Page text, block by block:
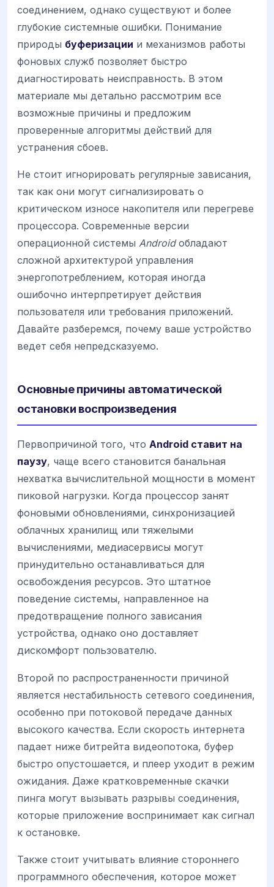
соединением, однако существуют и более
глубокие системные ошибки. Понимание
природы буферизации и механизмов работы
фоновых служб позволяет быстро
диагностировать неисправность. В этом
материале мы детально рассмотрим все
возможные причины и предложим
проверенные алгоритмы действий для
устранения сбоев.
Не стоит игнорировать регулярные зависания,
так как они могут сигнализировать о
критическом износе накопителя или перегреве
процессора. Современные версии
операционной системы Androidобладают
сложной архитектурой управления
энергопотреблением, которая иногда
ошибочно интерпретирует действия
пользователя или требования приложений.
Давайте разберемся, почему ваше устройство
ведет себя непредсказуемо.
Основные причины автоматической
остановки воспроизведения
Первопричиной того, что Android ставит на
паузу, чаще всего становится банальная
нехватка вычислительной мощности в момент
пиковой нагрузки. Когда процессор занят
фоновыми обновлениями, синхронизацией
облачных хранилищ или тяжелыми
вычислениями, медиасервисы могут
принудительно останавливаться для
освобождения ресурсов. Это штатное
поведение системы, направленное на
предотвращение полного зависания
устройства, однако оно доставляет
дискомфорт пользователю.
Второй по распространенности причиной
является нестабильность сетевого соединения,
особенно при потоковой передаче данных
высокого качества. Если скорость интернета
падает ниже битрейта видеопотока, буфер
быстро опустошается, и плеер уходит в режим
ожидания. Даже кратковременные скачки
пинга могут вызывать разрывы соединения,
которые приложение воспринимает как сигнал
к остановке.
Также стоит учитывать влияние стороннего
программного обеспечения, которое может